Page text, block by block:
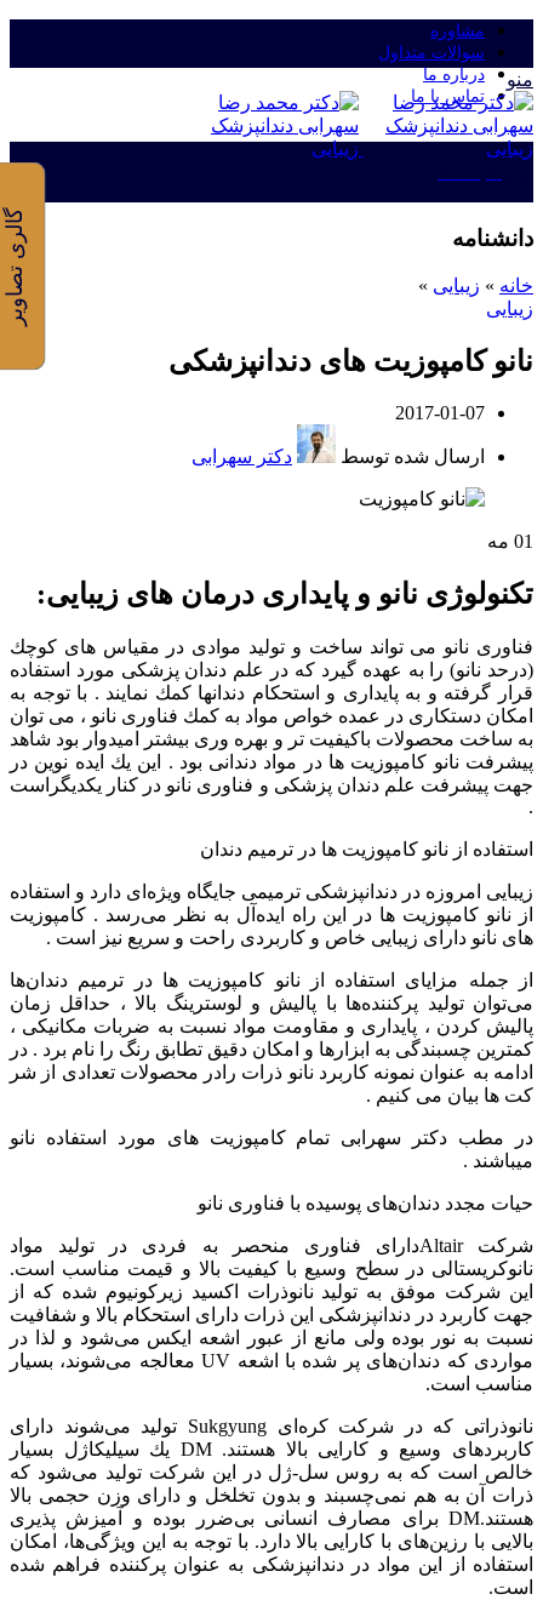
مشاوره
سوالات متداول
درباره ما
تماس با ما
منو
دانشنامه
خانه » زیبایی »
زیبایی
نانو کامپوزیت های دندانپزشکی
2017-01-07
ارسال شده توسط دکتر سهرابی
01 مه
تکنولوژی نانو و پایداری درمان های زیبایی:
فناورى نانو می تواند ساخت و تولید موادى در مقیاس هاى كوچك
(درحد نانو) را به عهده گیرد كه در علم دندان پزشكی مورد استفاده
قرار گرفته و به پایدارى و استحكام دندانها كمك نمایند . با توجه به
امكان دستكارى در عمده خواص مواد به كمك فناورى نانو ، می توان
به ساخت محصولات باكیفیت تر و بهره ورى بیشتر امیدوار بود شاهد
پیشرفت نانو کامپوزیت ها در مواد دندانی بود . این یك ایده نوین در
جهت پیشرفت علم دندان پزشكى و فناورى نانو در كنار یكدیگراست
.
استفاده از نانو کامپوزیت ها در ترمیم دندان
زیبایی امروزه در دندانپزشكی ترمیمی جایگاه ویژه‌ای دارد و استفاده
از نانو کامپوزیت ها در این راه ایده‌آل به نظر می‌رسد . کامپوزیت
های نانو دارای زیبایی خاص و كاربردی راحت و سریع نیز است .
از جمله مزایای استفاده از نانو کامپوزیت ها در ترمیم دندان‌ها
می‌توان تولید پركننده‌ها با پالیش و لوسترینگ بالا ، حداقل زمان
پالیش کردن ، پایداری و مقاومت مواد نسبت به ضربات مكانیكی ،
كمترین چسبندگی به ابزارها و امكان دقیق تطابق رنگ را نام برد . در
ادامه به عنوان نمونه کاربرد نانو ذرات رادر محصولات تعدادی از شر
کت ها بیان می کنیم .
در مطب دکتر سهرابی تمام کامپوزیت های مورد استفاده نانو
میباشند .
حیات مجدد دندان‌های پوسیده با فناوری نانو
شركت Altair‌دارای فناوری منحصر به فردی در تولید مواد
نانوكریستالی در سطح وسیع با كیفیت بالا و قیمت مناسب است.
این شركت موفق به تولید نانوذرات اكسید زیركونیوم شده كه از
جهت كاربرد در دندانپزشكی این ذرات دارای استحكام بالا و شفافیت
نسبت به نور بوده ولی مانع از عبور اشعه ایكس می‌شود و لذا در
مواردی كه دندان‌های پر شده با اشعه UV معالجه می‌شوند، بسیار
مناسب است.
نانوذراتی كه در شركت كره‌ای Sukgyung تولید می‌شوند دارای
كاربردهای وسیع و كارایی بالا هستند. DM یك سیلیكاژل بسیار
خالص است كه به روس سل-ژل در این شركت تولید می‌شود كه
ذرات آن به هم نمی‌چسبند و بدون تخلخل و دارای وزن حجمی بالا
هستند.DM برای مصارف انسانی بی‌ضرر بوده و آمیزش پذیری
بالایی با رزین‌های با كارایی بالا دارد. با توجه به این ویژگی‌ها، امكان
استفاده از این مواد در دندانپزشكی به عنوان پركننده فراهم شده
است.
گالری تصاویر